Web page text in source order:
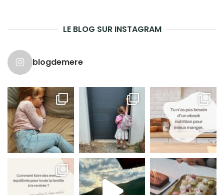
LE BLOG SUR INSTAGRAM
blogdemere